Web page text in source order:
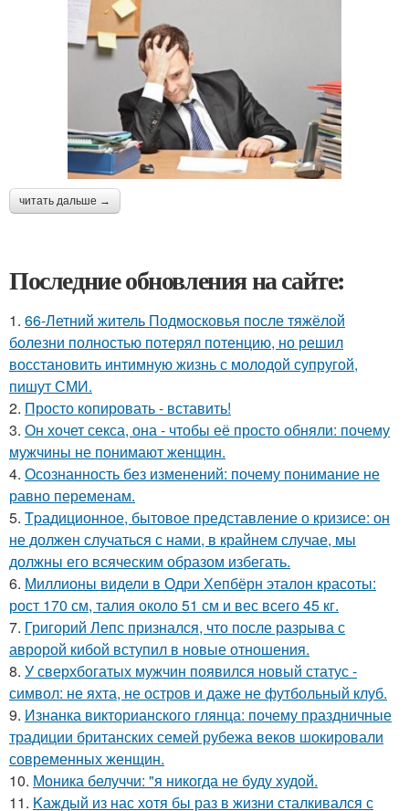
читать дальше →
Последние обновления на сайте:
1. 66-Летний житель Подмосковья после тяжёлой
болезни полностью потерял потенцию, но решил
восстановить интимную жизнь с молодой супругой,
пишут СМИ.
2. Просто копировать - вставить!
3. Он хочет секса, она - чтобы её просто обняли: почему
мужчины не понимают женщин.
4. Осознанность без изменений: почему понимание не
равно переменам.
5. Tpадиционное, бытовое представление о кризисе: он
не должен случаться с нами, в крайнем случае, мы
должны его всяческим образом избегать.
6. Миллионы видели в Одри Хепбёрн эталон красоты:
рост 170 см, талия около 51 см и вес всего 45 кг.
7. Григорий Лепс признался, что после разрыва с
авророй кибой вступил в новые отношения.
8. У сверхбогатых мужчин появился новый статус -
символ: не яхта, не остров и даже не футбольный клуб.
9. Изнанка викторианского глянца: почему праздничные
традиции британских семей рубежа веков шокировали
современных женщин.
10. Моника белуччи: "я никогда не буду худой.
11. Kаждый из нас хотя бы раз в жизни сталкивался с